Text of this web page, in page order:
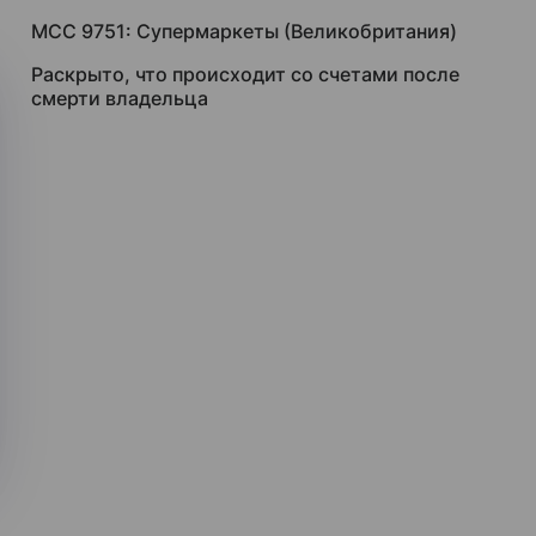
MCC 9751: Супермаркеты (Великобритания)
Раскрыто, что происходит со счетами после
смерти владельца